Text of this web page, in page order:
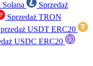
Solana
Sprzedaż
Sprzedaż TRON
USDT ERC20
USDC ERC20